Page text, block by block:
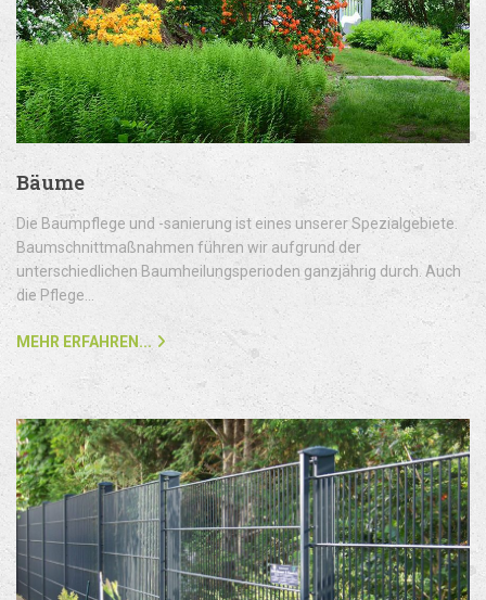
Bäume
Die Baumpflege und -sanierung ist eines unserer Spezialgebiete.
Baumschnittmaßnahmen führen wir aufgrund der
unterschiedlichen Baumheilungsperioden ganzjährig durch. Auch
die Pflege...
MEHR ERFAHREN...